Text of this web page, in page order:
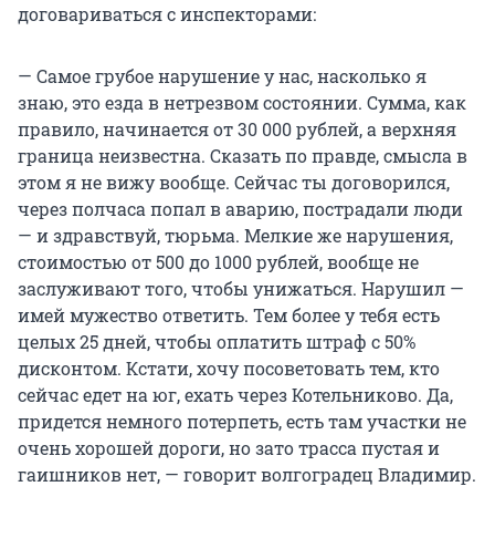
договариваться с инспекторами:
— Самое грубое нарушение у нас, насколько я
знаю, это езда в нетрезвом состоянии. Сумма, как
правило, начинается от 30 000 рублей, а верхняя
граница неизвестна. Сказать по правде, смысла в
этом я не вижу вообще. Сейчас ты договорился,
через полчаса попал в аварию, пострадали люди
— и здравствуй, тюрьма. Мелкие же нарушения,
стоимостью от 500 до 1000 рублей, вообще не
заслуживают того, чтобы унижаться. Нарушил —
имей мужество ответить. Тем более у тебя есть
целых 25 дней, чтобы оплатить штраф с 50%
дисконтом. Кстати, хочу посоветовать тем, кто
сейчас едет на юг, ехать через Котельниково. Да,
придется немного потерпеть, есть там участки не
очень хорошей дороги, но зато трасса пустая и
гаишников нет, — говорит волгоградец Владимир.